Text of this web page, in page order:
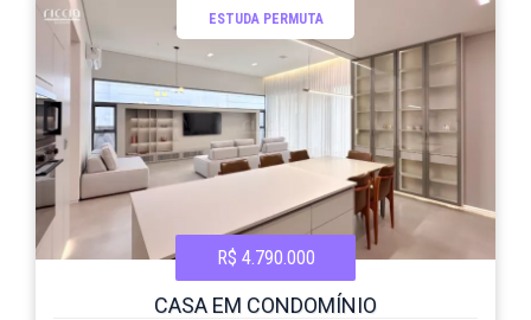
ESTUDA PERMUTA
R$ 4.790.000
CASA EM CONDOMÍNIO